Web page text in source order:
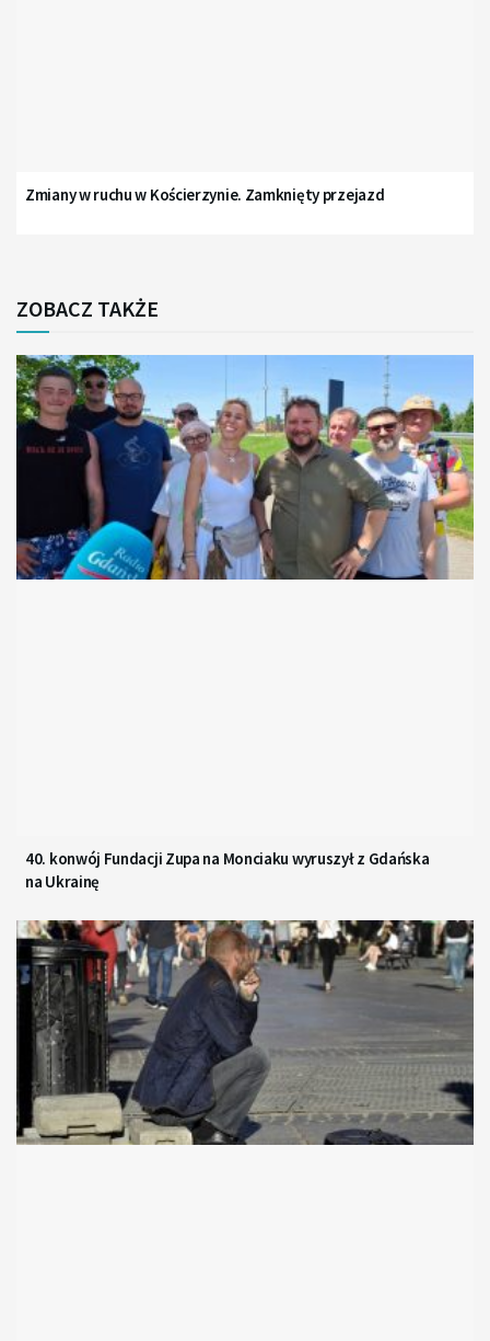
Zmiany w ruchu w Kościerzynie. Zamknięty przejazd
ZOBACZ TAKŻE
40. konwój Fundacji Zupa na Monciaku wyruszył z Gdańska
na Ukrainę